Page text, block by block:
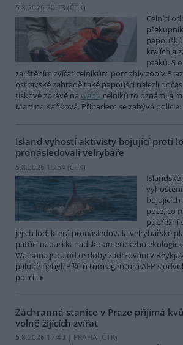
5.8.2026 20:13 (ČTK)
Celníci
krajích a
ptáků. S
zajištěním zvířat celníkům pomohly zoo v
ostravské zahradě také papoušci nalezli
tiskové zprávě na webu celníků to oznámila
Martina Kaňková. Případem se zabývá policie.
Island vyhostí aktivisty bojující proti
pronásledovali velrybáře
5.8.2026 19:54 (ČTK)
poté, co
pobřežní
jejich loď, která pronásledovala velrybářské
patřící nadaci kanadsko-amerického
Watsona jsou od té doby zadržováni v
palubě nebyl. Píše o tom agentura AFP s
policii.
Záchranná stanice v Praze přijímá
volně žijících zvířat
5.8.2026 17:40 | PRAHA (ČTK)